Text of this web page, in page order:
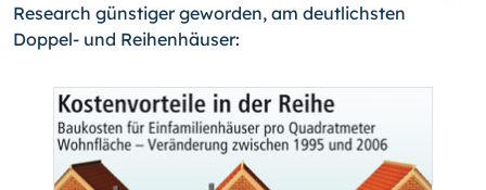
Research günstiger geworden, am deutlichsten
Doppel- und Reihenhäuser: